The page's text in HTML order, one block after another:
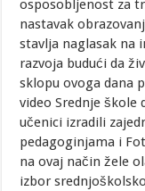
osposobljenost za
nastavak
stavlja naglasak na
razvoja budući da
sklopu ovoga dana
video Srednje škole
učenici izradili
pedagoginjama i
na ovaj način žele
izbor